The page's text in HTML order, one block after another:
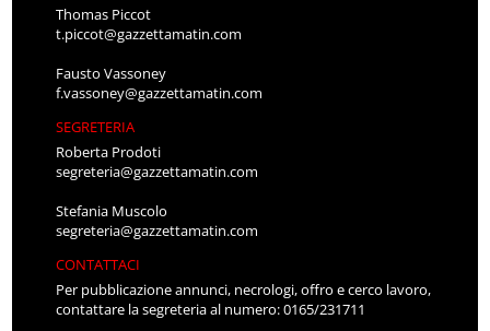
Thomas Piccot
t.piccot@gazzettamatin.com
Fausto Vassoney
f.vassoney@gazzettamatin.com
SEGRETERIA
Roberta Prodoti
segreteria@gazzettamatin.com
Stefania Muscolo
segreteria@gazzettamatin.com
CONTATTACI
Per pubblicazione annunci, necrologi, offro e cerco lavoro,
contattare la segreteria al numero: 0165/231711